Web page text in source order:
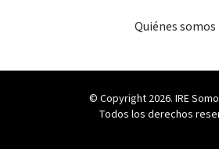
Quiénes somos
© Copyright 2026. IRE
Todos los derechos